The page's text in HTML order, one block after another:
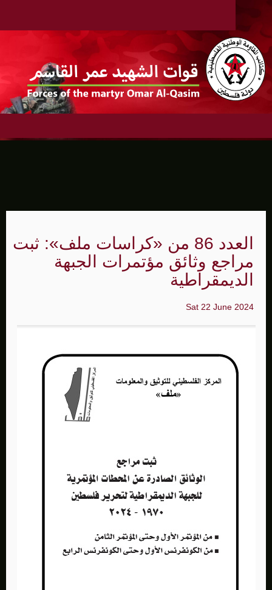
العدد 86 من «كراسات ملف»: ثبت
مراجع وثائق مؤتمرات الجبهة
الديمقراطية
Sat 22 June 2024